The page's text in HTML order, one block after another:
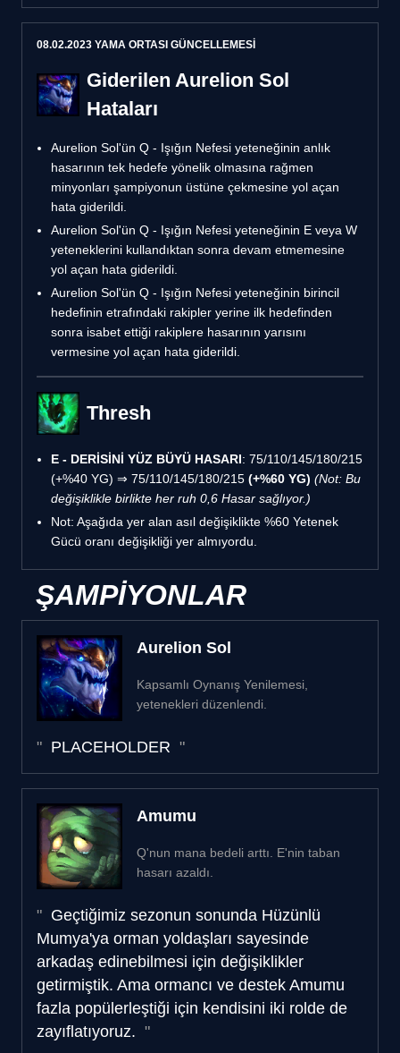
08.02.2023 YAMA ORTASI GÜNCELLEMESİ
Giderilen Aurelion Sol
Hataları
Aurelion Sol'ün Q - Işığın Nefesi yeteneğinin anlık
hasarının tek hedefe yönelik olmasına rağmen
minyonları şampiyonun üstüne çekmesine yol açan
hata giderildi.
Aurelion Sol'ün Q - Işığın Nefesi yeteneğinin E veya W
yeteneklerini kullandıktan sonra devam etmemesine
yol açan hata giderildi.
Aurelion Sol'ün Q - Işığın Nefesi yeteneğinin birincil
hedefinin etrafındaki rakipler yerine ilk hedefinden
sonra isabet ettiği rakiplere hasarının yarısını
vermesine yol açan hata giderildi.
Thresh
E - DERİSİNİ YÜZ BÜYÜ HASARI: 75/110/145/180/215
(+%40 YG) ⇒ 75/110/145/180/215 (+%60 YG) (Not: Bu
değişiklikle birlikte her ruh 0,6 Hasar sağlıyor.)
Not: Aşağıda yer alan asıl değişiklikte %60 Yetenek
Gücü oranı değişikliği yer almıyordu.
ŞAMPİYONLAR
Aurelion Sol
Kapsamlı Oynanış Yenilemesi,
yetenekleri düzenlendi.
PLACEHOLDER
Amumu
Q'nun mana bedeli arttı. E'nin taban
hasarı azaldı.
Geçtiğimiz sezonun sonunda Hüzünlü
Mumya'ya orman yoldaşları sayesinde
arkadaş edinebilmesi için değişiklikler
getirmiştik. Ama ormancı ve destek Amumu
fazla popülerleştiği için kendisini iki rolde de
zayıflatıyoruz.